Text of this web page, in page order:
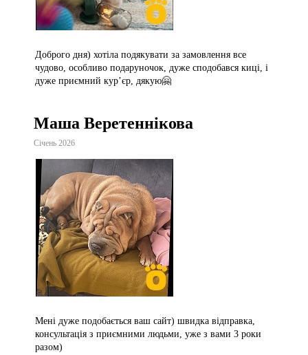
Доброго дня) хотіла подякувати за замовлення все
чудово, особливо подаруночок, дуже сподобався киці, і
дуже приємний курʼєр, дякую🤗
Маша Веретеннікова
Січень 2026
Мені дуже подобається ваш сайт) швидка відправка,
консультація з приємними людьми, уже з вами 3 роки
разом)